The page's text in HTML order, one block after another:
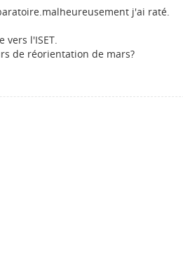
j'ai raté.
vers l'ISET.
de réorientation de mars?